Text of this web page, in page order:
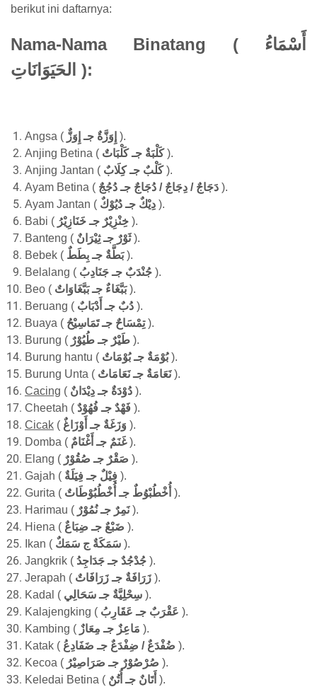
berikut ini daftarnya:
Nama-Nama Binatang ( أَسْمَاءُ
الحَيَوَانَاتِ ):
Angsa ( ِوَزَّةٌ جـإِوَزٌّ ).
Anjing Betina (
كَلْبَةٌ جـكَلْبَاتٌ
).
Anjing Jantan ( كَلْبٌ جـ كِلَابٌ).
Ayam Betina ( دَجَاجٌ / دِجَاجٌ / دُجَاجٌ جـ دُجُجٌ
).
Ayam Jantan (
دِيْكٌ جـ ديُوكٌ
).
Babi ( خِنْزِيْرٌ جـ خَنَازِيْرُ ).
Banteng ( ثَوْرٌ جـ ثِيْرَانٌ).
Bebek ( بَطَّةٌ جـ بِطَطٌ
).
Belalang (
جُنْدَبٌ جـجَنَادِبُ
).
Beo ( بَبَّغَاءٌ جـبَبَّغَاوَاتٌ
).
Beruang (
دُب جـ دْبَابٌ
).
Buaya ( تِمْسَاحٌ جـ تَمَاسِيْحُ
).
Burung (
طَيْرٌ جـطُيُوْرٌ
).
Burung hantu ( بُوْمَةٌ جـ بُوْمَاتٌ
).
Burung Unta ( نَعَامَةٌ جـ نَعَامَاتٌ).
Cacing ( دُوْدَةٌ جـ ديْدَانٌ
).
Cheetah (
فَهْدٌ جـ فُهُوْدٌ
).
Cicak ( وَزَغَةٌ جـ أَوْزَا غٌ
).
Domba ( غَنَمٌ جـ أَغْنَامٌ
).
Elang ( صَقْرٌ جـ صُقُور
).
Gajah ( فِيْلٌ جـ فِيَلَةٌ
).
Gurita (
أُخْطُبْوُطٌ جـأُخْطُبُوْطاتٌ ).
Harimau ( نَمِرٌ جـنُمُوْرٌ
).
Hiena (
ضَبْعٌ جـ ضِبَاعٌ ).
Ikan ( سَمَكَةٌ ج سَمَكٌ ).
Jangkrik ( جُدْجُدٌ جـ جَدَاجِدُ ).
Jerapah ( زَرَا فَةٌ جـزَرَا فَاتٌ
).
Kadal ( سِحْلِيَّةٌ جـ سَحَالِي ).
Kalajengking ( عَقْرَبٌ جـ عَقَارِبُ
).
Kambing ( مَاعِزٌ جـ مِعَازٌ
).
Katak ( ضُفْدَعٌ / ضِفْدَعٌ جـ ضَفَادِعُ
).
Kecoa ( صُرْصُوْرٌ جـ صَرَاصِيْرُ
).
Keledai Betina ( أَتَانٌ جـ أُتُنٌ
).